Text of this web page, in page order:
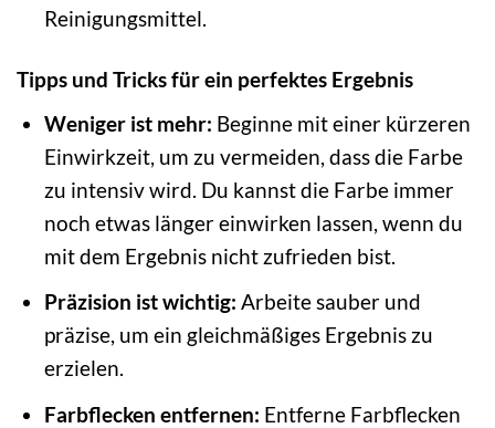
Reinigungsmittel.
Tipps und Tricks für ein perfektes Ergebnis
Weniger ist mehr: Beginne mit einer kürzeren
Einwirkzeit, um zu vermeiden, dass die Farbe
zu intensiv wird. Du kannst die Farbe immer
noch etwas länger einwirken lassen, wenn du
mit dem Ergebnis nicht zufrieden bist.
Präzision ist wichtig: Arbeite sauber und
präzise, um ein gleichmäßiges Ergebnis zu
erzielen.
Farbflecken entfernen: Entferne Farbflecken